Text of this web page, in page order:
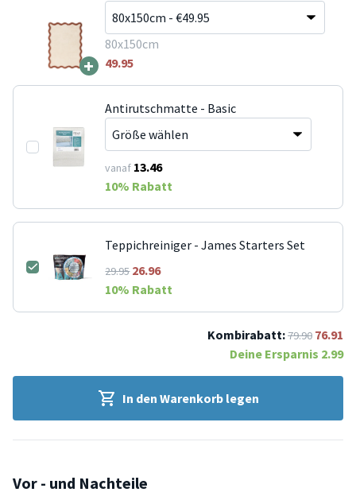
+
80x150cm
49.95
Antirutschmatte - Basic
vanaf 13.46
10% Rabatt
Teppichreiniger - James Starters Set
29.9526.96
10% Rabatt
Kombirabatt:79.90 76.91
Deine Ersparnis 2.99
In den Warenkorb legen
Vor - und Nachteile